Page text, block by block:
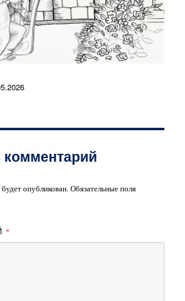
опубликован.Обязательные поля
*